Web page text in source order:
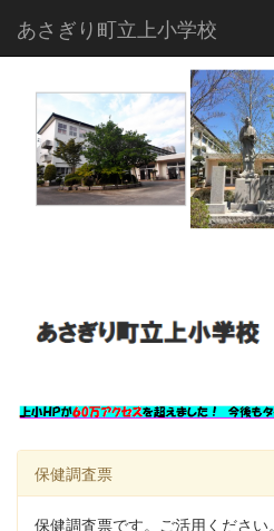
あさぎり町立上小学校
保健調査票
保健調査票です。ご活用ください。